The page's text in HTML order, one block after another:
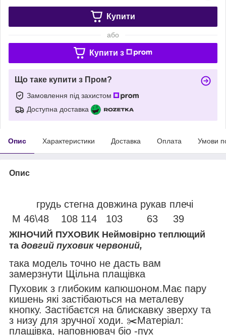
Купити
або
Купити з
Що таке купити з Пром?
Замовлення під захистом
Доступна доставка
Опис Характеристики Доставка Оплата Умови
Опис
грудь стегна довжина рукав плечі
М 46\48 108 114 103 63 39
ЖІНОЧИЙ ПУХОВИК Неймовірно теплющий
та довгий пуховик червоний,
така модель точно не дасть вам
замерзнути Щільна плащівка
Пуховик з глибоким капюшоном.Має пару
кишень які застібаються на металеву
кнопку. Застібаєтся на блискавку зверху та
з низу для зручної ходи. ✂️Матеріал:
плащівка, наповнювач біо -пух